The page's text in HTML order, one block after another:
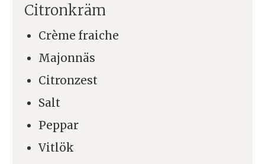
Citronkräm
Crème fraiche
Majonnäs
Citronzest
Salt
Peppar
Vitlök